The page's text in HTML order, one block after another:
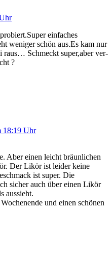
ein­fa­ches
weni­ger schön aus.Es kam nur
raus… Schmeckt super,aber ver­
?
18:19 Uhr
Aber einen leicht bräun­li­chen
Der Likör ist lei­der kei­ne
ist super. Die
sicher auch über einen Likör
aussieht.
und einen schö­nen